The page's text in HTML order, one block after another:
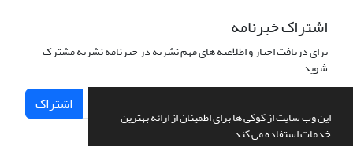
این وب سایت از کوکی ها برای اطمینان از ارائه بهترین
خدمات استفاده می کند.
اشتراک خبرنامه
برای دریافت اخبار و اطلاعیه های مهم نشریه در خبرنامه نشریه مشترک
شوید.
اشتراک